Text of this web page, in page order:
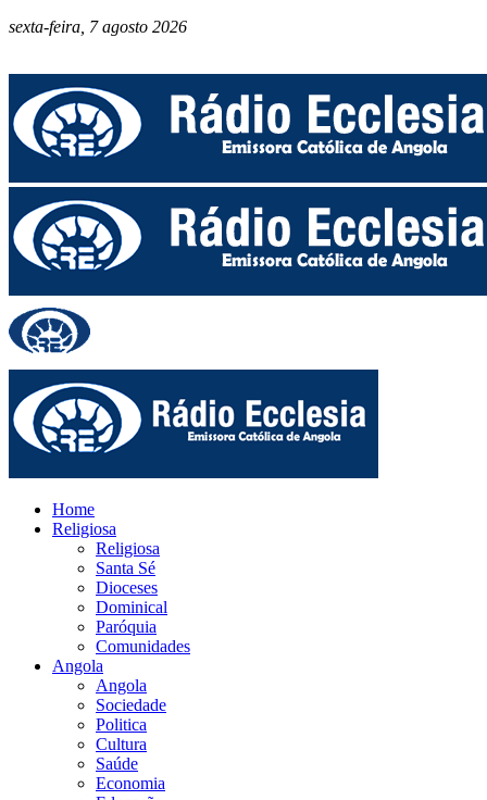
sexta-feira, 7 agosto 2026
Home
Religiosa
Religiosa
Santa Sé
Dioceses
Dominical
Paróquia
Comunidades
Angola
Angola
Sociedade
Politica
Cultura
Saúde
Economia